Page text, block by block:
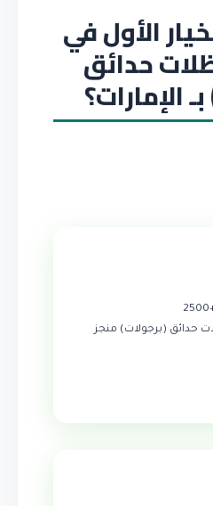
الأول في
حدائق
الإمارات؟
حدائق (برجولات) منجز